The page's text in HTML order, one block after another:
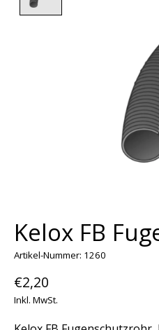
Kelox FB
Artikel-Nummer: 1260
€2,20
Inkl. MwSt.